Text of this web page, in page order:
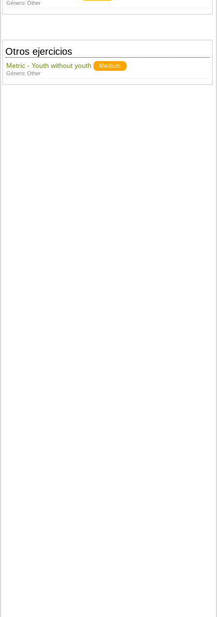
Género:Other
Otros ejercicios
Metric - Youth without youth Medium
Género:Other